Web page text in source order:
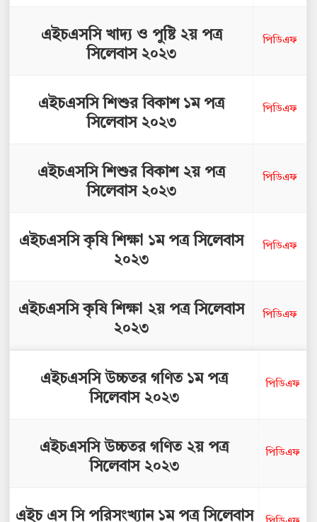
এইচএসসি খাদ্য ও পুষ্টি ২য় পত্র
সিলেবাস ২০২৩
পিডিএফ
এইচএসসি শিশুর বিকাশ ১ম পত্র
সিলেবাস ২০২৩
পিডিএফ
এইচএসসি শিশুর বিকাশ ২য় পত্র
সিলেবাস ২০২৩
পিডিএফ
এইচএসসি কৃষি শিক্ষা ১ম পত্র সিলেবাস
২০২৩
পিডিএফ
এইচএসসি কৃষি শিক্ষা ২য় পত্র সিলেবাস
২০২৩
পিডিএফ
এইচএসসি উচ্চতর গণিত ১ম পত্র
সিলেবাস ২০২৩
পিডিএফ
এইচএসসি উচ্চতর গণিত ২য় পত্র
সিলেবাস ২০২৩
পিডিএফ
এইচ এস সি পরিসংখ্যান ১ম পত্র সিলেবাস